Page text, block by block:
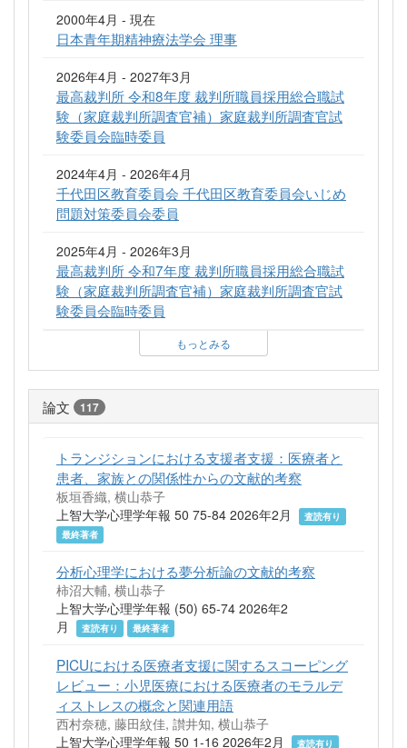
2000年4月 - 現在
日本青年期精神療法学会 理事
2026年4月 - 2027年3月
最高裁判所 令和8年度 裁判所職員採用総合職試
験（家庭裁判所調査官補）家庭裁判所調査官試
験委員会臨時委員
2024年4月 - 2026年4月
千代田区教育委員会 千代田区教育委員会いじめ
問題対策委員会委員
2025年4月 - 2026年3月
最高裁判所 令和7年度 裁判所職員採用総合職試
験（家庭裁判所調査官補）家庭裁判所調査官試
験委員会臨時委員
もっとみる
論文 117
トランジションにおける支援者支援：医療者と
患者、家族との関係性からの文献的考察
板垣香織, 横山恭子
上智大学心理学年報 50 75-84 2026年2月
査読有り
最終著者
分析心理学における夢分析論の文献的考察
柿沼大輔, 横山恭子
上智大学心理学年報 (50) 65-74 2026年2
月
査読有り 最終著者
PICUにおける医療者支援に関するスコーピング
レビュー：小児医療における医療者のモラルデ
ィストレスの概念と関連用語
西村奈穂, 藤田紋佳, 讃井知, 横山恭子
上智大学心理学年報 50 1-16 2026年2月
査読有り